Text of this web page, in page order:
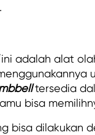
ini adalah alat
tersedia
bisa
bisa dilakukan